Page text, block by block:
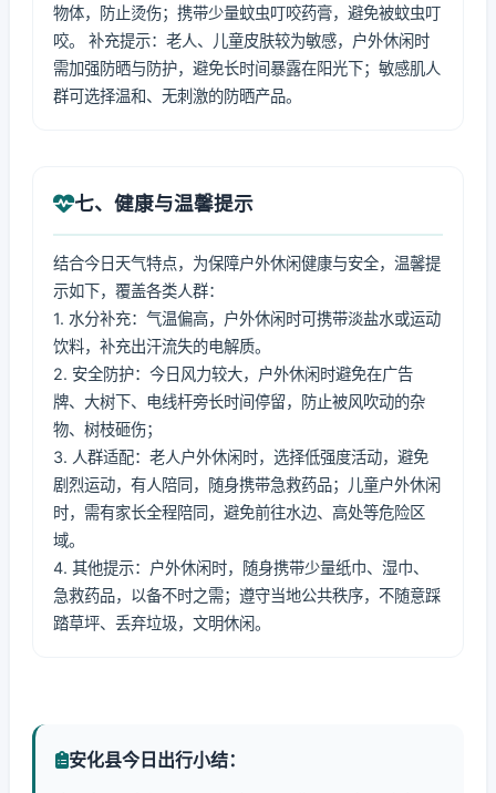
物体，防止烫伤；携带少量蚊虫叮咬药膏，避免被蚊虫叮
咬。 补充提示：老人、儿童皮肤较为敏感，户外休闲时
需加强防晒与防护，避免长时间暴露在阳光下；敏感肌人
群可选择温和、无刺激的防晒产品。
七、健康与温馨提示
结合今日天气特点，为保障户外休闲健康与安全，温馨提
示如下，覆盖各类人群：
1. 水分补充：气温偏高，户外休闲时可携带淡盐水或运动
饮料，补充出汗流失的电解质。
2. 安全防护：今日风力较大，户外休闲时避免在广告
牌、大树下、电线杆旁长时间停留，防止被风吹动的杂
物、树枝砸伤；
3. 人群适配：老人户外休闲时，选择低强度活动，避免
剧烈运动，有人陪同，随身携带急救药品；儿童户外休闲
时，需有家长全程陪同，避免前往水边、高处等危险区
域。
4. 其他提示：户外休闲时，随身携带少量纸巾、湿巾、
急救药品，以备不时之需；遵守当地公共秩序，不随意踩
踏草坪、丢弃垃圾，文明休闲。
安化县今日出行小结：